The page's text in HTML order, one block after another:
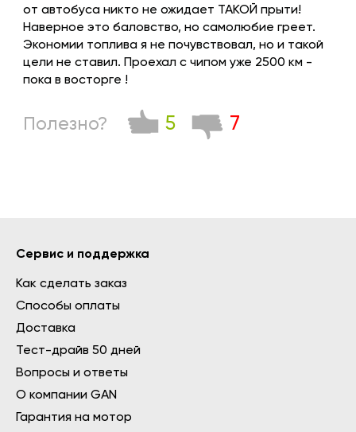
от автобуса никто не ожидает ТАКОЙ прыти!
Наверное это баловство, но самолюбие греет.
Экономии топлива я не почувствовал, но и такой
цели не ставил. Проехал с чипом уже 2500 км -
пока в восторге !
Полезно? 5 7
Сервис и поддержка
Как сделать заказ
Способы оплаты
Доставка
Тест-драйв 50 дней
Вопросы и ответы
О компании GAN
Гарантия на мотор